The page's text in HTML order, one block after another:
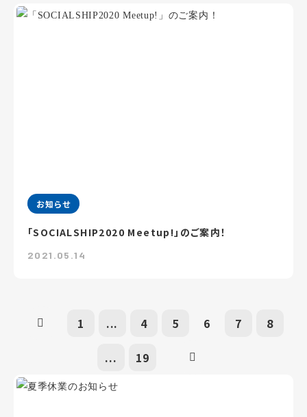
お知らせ
「SOCIALSHIP2020 Meetup!」のご案内！
2021.05.14
1 ... 4 5 6 7 8
... 19